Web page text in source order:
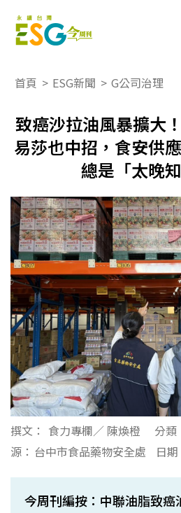
首頁 > ESG新聞 > G公司治理
致癌沙拉油風暴擴大
易莎也中招，食安供
總是「太晚
撰文： 食力專欄／ 陳煥橙 分類
源： 台中市食品藥物安全處 日期
今周刊編按：中聯油脂致癌